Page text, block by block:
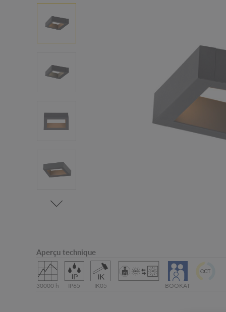
Aperçu technique
30000 h IP65 IK05 BOOKAT